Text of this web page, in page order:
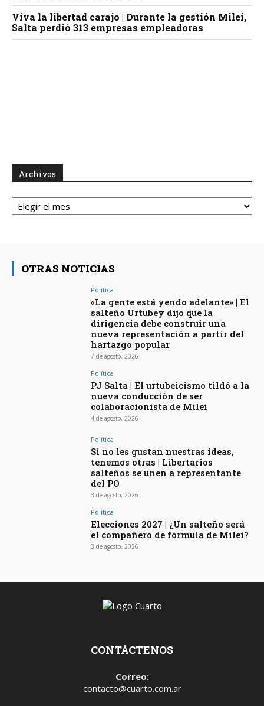
Viva la libertad carajo | Durante la gestión Milei,
Salta perdió 313 empresas empleadoras
Archivos
Archivos
OTRAS NOTICIAS
Política
«La gente está yendo adelante» | El
salteño Urtubey dijo que la
dirigencia debe construir una
nueva representación a partir del
hartazgo popular
7 de agosto, 2026
Política
PJ Salta | El urtubeicismo tildó a la
nueva conducción de ser
colaboracionista de Milei
4 de agosto, 2026
Política
Si no les gustan nuestras ideas,
tenemos otras | Libertarios
salteños se unen a representante
del PO
3 de agosto, 2026
Política
Elecciones 2027 | ¿Un salteño será
el compañero de fórmula de Milei?
3 de agosto, 2026
CONTÁCTENOS
Correo:
contacto@cuarto.com.ar